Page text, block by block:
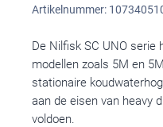
Artikelnummer:
De Nilfisk SC UNO serie
modellen zoals 5M en
stationaire
aan de eisen van heavy
voldoen.